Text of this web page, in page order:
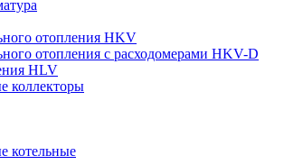
отопления HKV
отопления с расходомерами HKV-D
HLV
коллекторы
котельные